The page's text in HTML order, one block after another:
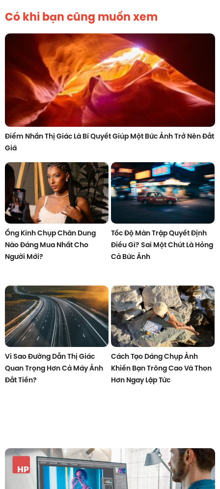
Có khi bạn cũng muốn xem
Điểm Nhấn Thị Giác Là Bí Quyết Giúp Một Bức Ảnh Trở Nên Đắt
Giá
Ống Kính Chụp Chân Dung
Nào Đáng Mua Nhất Cho
Người Mới?
Tốc Độ Màn Trập Quyết Định
Điều Gì? Sai Một Chút Là Hỏng
Cả Bức Ảnh
Vì Sao Đường Dẫn Thị Giác
Quan Trọng Hơn Cả Máy Ảnh
Đắt Tiền?
Cách Tạo Dáng Chụp Ảnh
Khiến Bạn Trông Cao Và Thon
Hơn Ngay Lập Tức